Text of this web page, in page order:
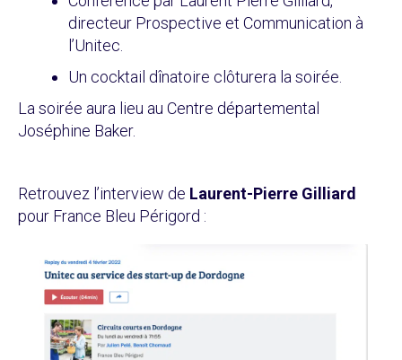
directeur Prospective et Communication à
l’Unitec.
Un cocktail dînatoire clôturera la soirée.
La soirée aura lieu au Centre départemental
Joséphine Baker.
Retrouvez l’interview de Laurent-Pierre Gilliard
pour France Bleu Périgord :